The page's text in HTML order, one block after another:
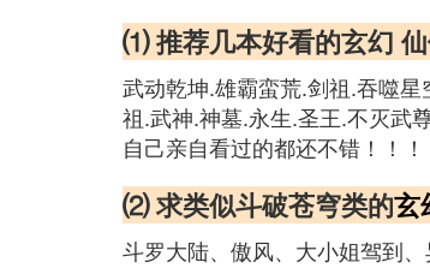
⑴ 推荐几本好看的玄幻 仙
武动乾坤.雄霸蛮荒.剑祖.吞噬
祖.武神.神墓.永生.圣王.不灭武
自己亲自看过的都还不错！！
⑵ 求类似斗破苍穹类的玄
斗罗大陆、傲风、大小姐驾到